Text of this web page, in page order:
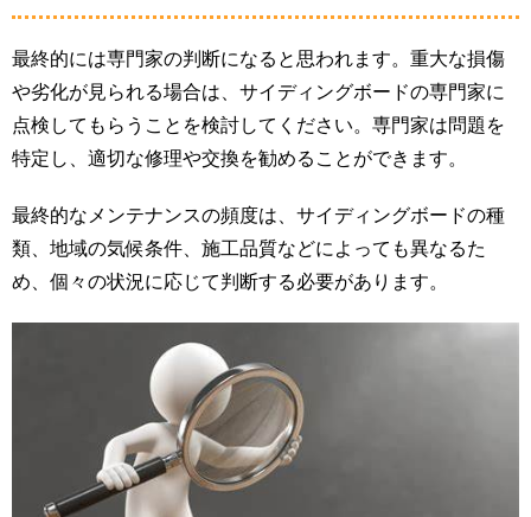
最終的には専門家の判断になると思われます。重大な損傷
や劣化が見られる場合は、サイディングボードの専門家に
点検してもらうことを検討してください。専門家は問題を
特定し、適切な修理や交換を勧めることができます。
最終的なメンテナンスの頻度は、サイディングボードの種
類、地域の気候条件、施工品質などによっても異なるた
め、個々の状況に応じて判断する必要があります。